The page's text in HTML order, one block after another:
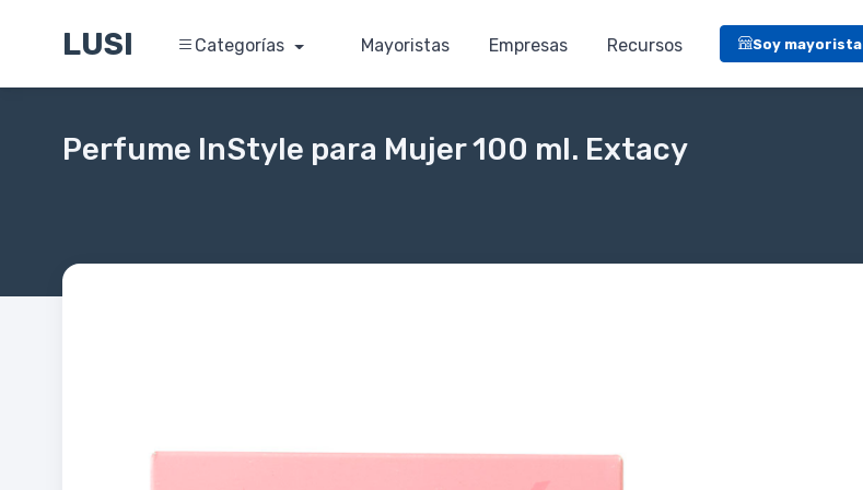
LUSI Categorías Mayoristas Empresas Recursos Soy mayorista
Perfume InStyle para Mujer 100 ml. Extacy